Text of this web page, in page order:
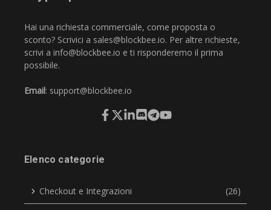
Hai una richiesta commerciale, come proposta o
sconto? Scrivici a sales@blockbee.io. Per altre richieste,
scrivi a info@blockbee.io e ti risponderemo il prima
possibile.
Email: support@blockbee.io
Elenco categorie
Checkout e Integrazioni (26)